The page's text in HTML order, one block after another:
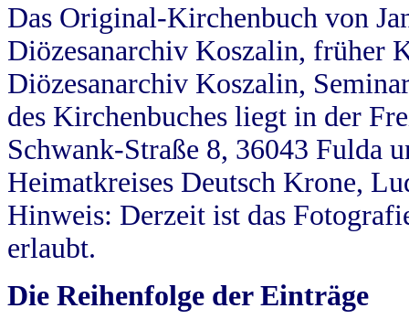
Das Original-Kirchenbuch von
Diözesanarchiv Koszalin, früher
Diözesanarchiv Koszalin,
des Kirchenbuches liegt in der
Schwank-Straße 8, 36043 Fulda
Heimatkreises Deutsch Krone,
Hinweis: Derzeit ist das
erlaubt.
Die Reihenfolge der Einträge